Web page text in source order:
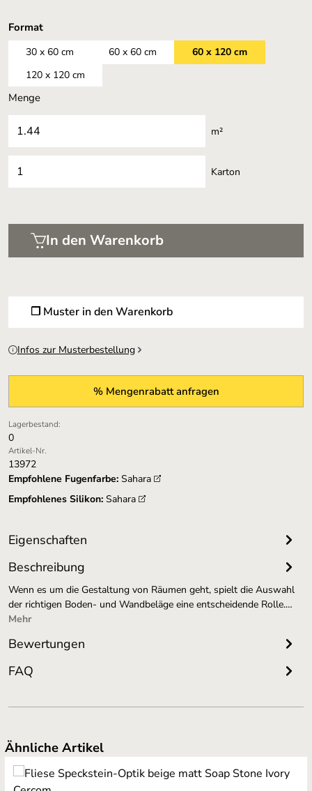
Formatauswählen
30 x 60 cm 60 x 60 cm
60 x 120 cm
120 x 120 cm
Menge
m²
Karton
In den Warenkorb
% Mengenrabatt anfragen
❐ Muster in den Warenkorb
Infos zur Musterbestellung
Lagerbestand:
0
Artikel-Nr.
13972
Empfohlene Fugenfarbe: Sahara
Empfohlenes Silikon: Sahara
Eigenschaften
Beschreibung
Wenn es um die Gestaltung von Räumen geht, spielt die Auswahl
der richtigen Boden- und Wandbeläge eine entscheidende Rolle.…
Mehr
Bewertungen
FAQ
Produktgalerie überspringen
Ähnliche Artikel